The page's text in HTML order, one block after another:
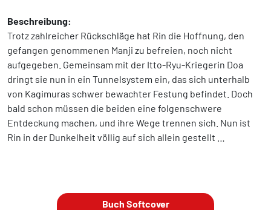
Beschreibung:
Trotz zahlreicher Rückschläge hat Rin die Hoffnung, den
gefangen genommenen Manji zu befreien, noch nicht
aufgegeben. Gemeinsam mit der Itto-Ryu-Kriegerin Doa
dringt sie nun in ein Tunnelsystem ein, das sich unterhalb
von Kagimuras schwer bewachter Festung befindet. Doch
bald schon müssen die beiden eine folgenschwere
Entdeckung machen, und ihre Wege trennen sich. Nun ist
Rin in der Dunkelheit völlig auf sich allein gestellt …
Buch Softcover